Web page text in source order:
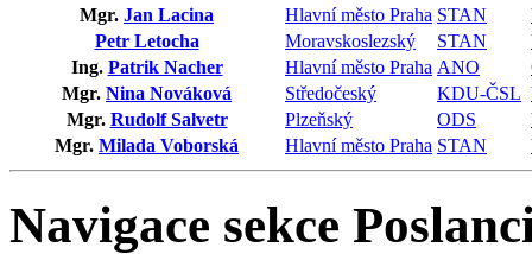
Mgr. Jan Lacina Hlavní město Praha STAN
Petr Letocha
Moravskoslezský STAN
Ing. Patrik Nacher Hlavní město Praha ANO
Mgr. Nina Nováková Středočeský KDU-ČSL
Mgr. Rudolf Salvetr Plzeňský ODS
Mgr. Milada Voborská Hlavní město Praha STAN
Navigace sekce